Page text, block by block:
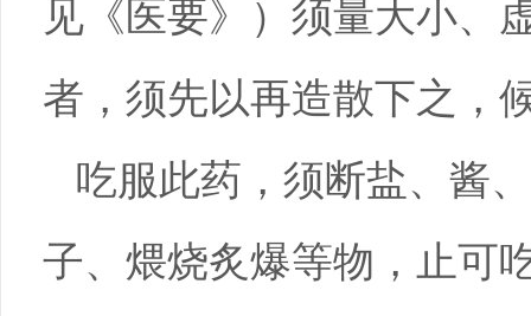
见《医要》）须量大小、
者，须先以再造散下之，
吃服此药，须断盐、酱
子、煨烧炙爆等物，止可